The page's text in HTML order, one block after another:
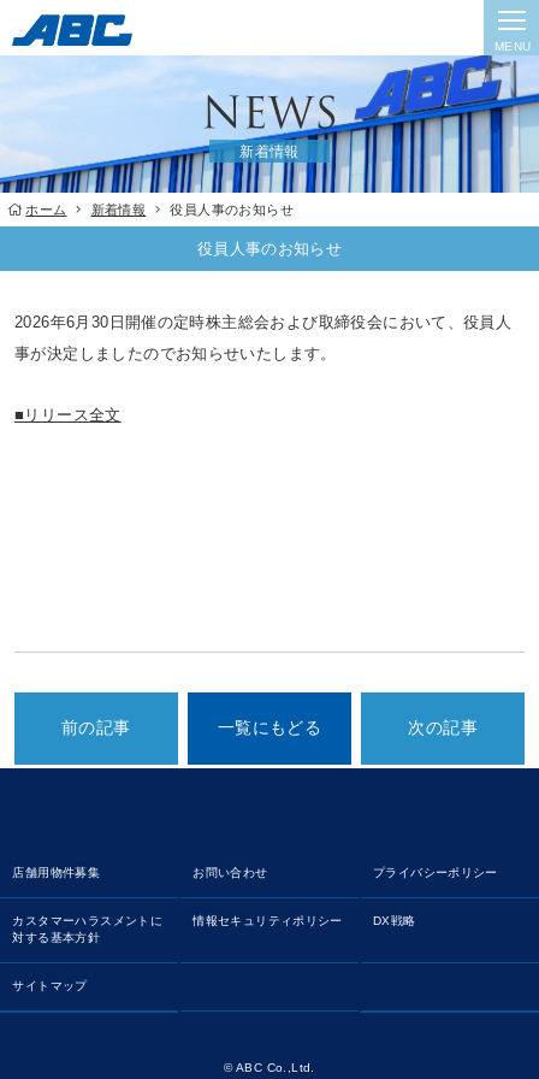
MENU
新着情報
ホーム 新着情報 役員人事のお知らせ
役員人事のお知らせ
2026年6月30日開催の定時株主総会および取締役会において、役員人
事が決定しましたのでお知らせいたします。
■リリース全文
前の記事 一覧にもどる 次の記事
店舗用物件募集 お問い合わせ プライバシーポリシー
カスタマーハラスメントに
対する基本方針
情報セキュリティポリシー DX戦略
サイトマップ
© ABC Co.,Ltd.